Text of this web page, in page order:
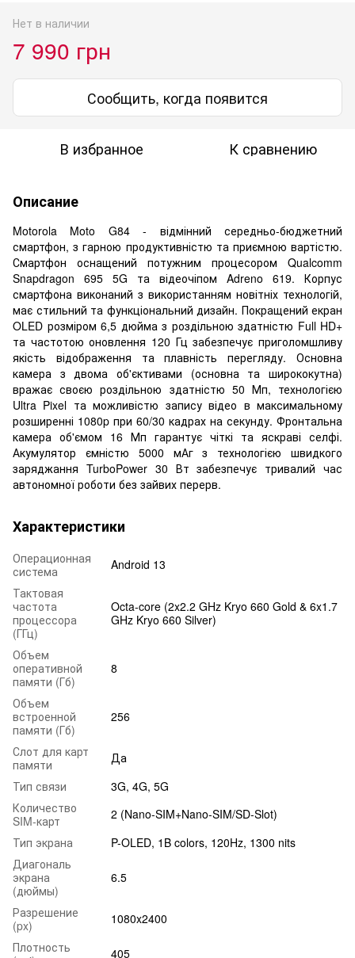
Нет в наличии
7 990 грн
Сообщить, когда появится
В избранное К сравнению
Описание
Motorola Moto G84 - відмінний середньо-бюджетний
смартфон, з гарною продуктивністю та приємною вартістю.
Смартфон оснащений потужним процесором Qualcomm
Snapdragon 695 5G та відеочіпом Adreno 619. Корпус
смартфона виконаний з використанням новітніх технологій,
має стильний та функціональний дизайн. Покращений екран
OLED розміром 6,5 дюйма з роздільною здатністю Full HD+
та частотою оновлення 120 Гц забезпечує приголомшливу
якість відображення та плавність перегляду. Основна
камера з двома об'єктивами (основна та ширококутна)
вражає своєю роздільною здатністю 50 Мп, технологією
Ultra Pixel та можливістю запису відео в максимальному
розширенні 1080p при 60/30 кадрах на секунду. Фронтальна
камера об'ємом 16 Мп гарантує чіткі та яскраві селфі.
Акумулятор ємністю 5000 мАг з технологією швидкого
заряджання TurboPower 30 Вт забезпечує тривалий час
автономної роботи без зайвих перерв.
Характеристики
Операционная
система
Android 13
Тактовая
частота
процессора
(ГГц)
Octa-core (2x2.2 GHz Kryo 660 Gold & 6x1.7
GHz Kryo 660 Silver)
Объем
оперативной
памяти (Гб)
8
Объем
встроенной
памяти (Гб)
256
Слот для карт
памяти
Да
Тип связи
3G, 4G, 5G
Количество
SIM-карт
2 (Nano-SIM+Nano-SIM/SD-Slot)
Тип экрана
P-OLED, 1B colors, 120Hz, 1300 nits
Диагональ
экрана
(дюймы)
6.5
Разрешение
(px)
1080x2400
Плотность
405